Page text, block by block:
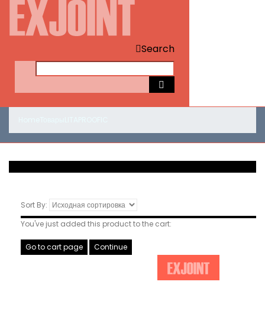
Search
Sort By:
You've just added this product to the cart:
Go to cart page Continue